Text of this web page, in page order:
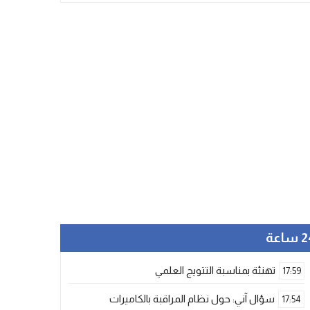
17:59 تهنئة بمناسبة التتويج العلمي
17:54 سؤال آني: حول نظام المراقبة بالكاميرات